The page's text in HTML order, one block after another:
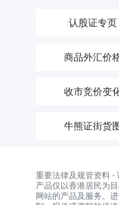
认股证专页
商品外汇价
收市竞价变
牛熊证街货
重要法律及规管资料 -
产品仅以香港居民为
网站的产品及服务。